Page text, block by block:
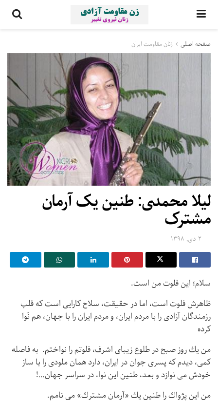
صفحه اصلی زنان مقاومت ایران
لیلا محمدی: طنین یک آرمان
مشترک
۲ دی, ۱۳۹۸
سلام؛ این فلوت من است.
ظاهرش فلوت است، اما در حقیقت، سلاح كارایی است كه قلب
رزمندگان آزادی را با مردم ایران، و مردم ایران را با جهان، هم نَوا
كرده
من يك روز صبح در طلوع زیبای اشرف، فلوتم را نواختم. به فاصله
كمی، دیدم كه پسری جوان در ايران، دارد همان ملودی را با ساز
خودش می نوازد و بعد، طنین این نوا، در سراسر جهان…!
من این پژواك را طنین يك «آرمان مشترك» می نامم.